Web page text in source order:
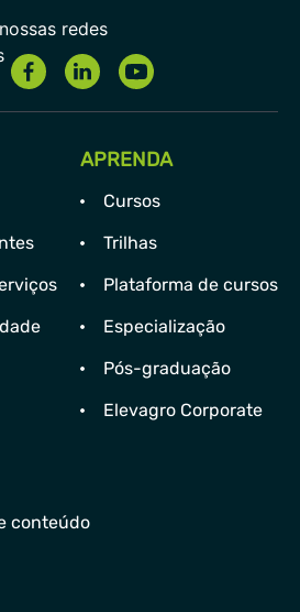
APRENDA
Cursos
Trilhas
Plataforma de cursos
Especialização
Pós-graduação
Elevagro Corporate
conteúdo